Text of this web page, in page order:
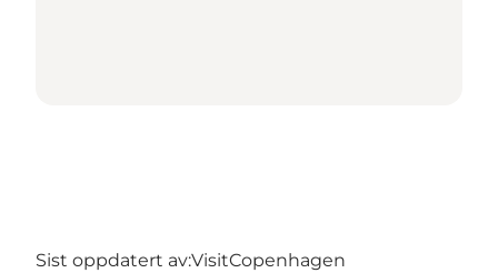
Sist oppdatert av:VisitCopenhagen